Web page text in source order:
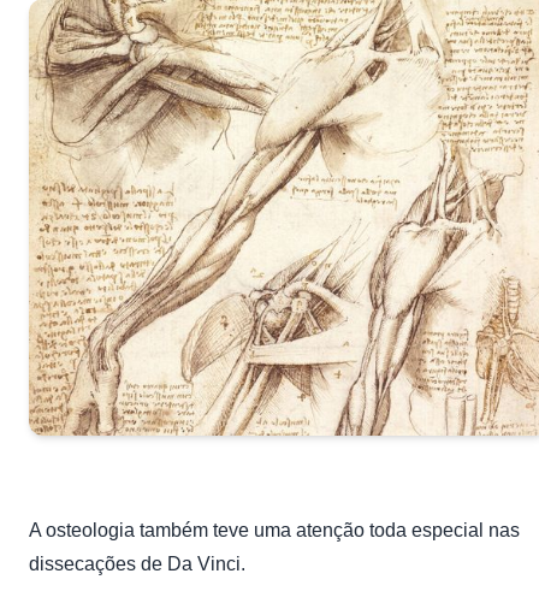
A osteologia também teve uma atenção toda especial nas
dissecações de Da Vinci.